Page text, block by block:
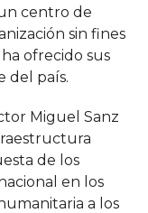
centro de
sin fines
ofrecido sus
del país.
Miguel Sanz
de los
en los
a los